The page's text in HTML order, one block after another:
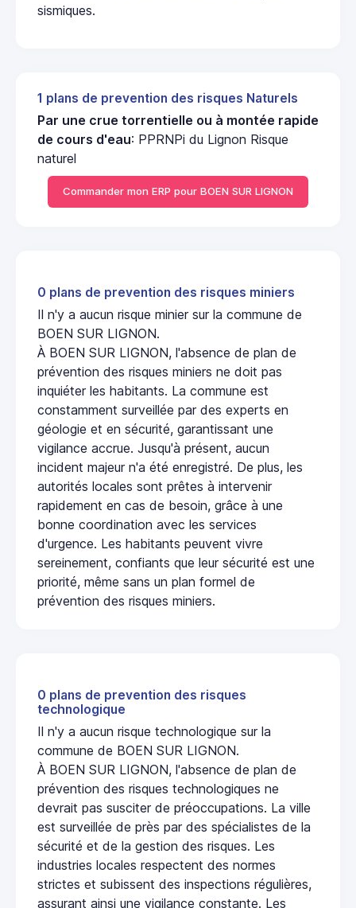
sismiques.
1 plans de prevention des risques Naturels
Par une crue torrentielle ou à montée rapide
de cours d'eau: PPRNPi du Lignon Risque
naturel
Commander mon ERP pour BOEN SUR LIGNON
0 plans de prevention des risques miniers
Il n'y a aucun risque minier sur la commune de
BOEN SUR LIGNON.
À BOEN SUR LIGNON, l'absence de plan de
prévention des risques miniers ne doit pas
inquiéter les habitants. La commune est
constamment surveillée par des experts en
géologie et en sécurité, garantissant une
vigilance accrue. Jusqu'à présent, aucun
incident majeur n'a été enregistré. De plus, les
autorités locales sont prêtes à intervenir
rapidement en cas de besoin, grâce à une
bonne coordination avec les services
d'urgence. Les habitants peuvent vivre
sereinement, confiants que leur sécurité est une
priorité, même sans un plan formel de
prévention des risques miniers.
0 plans de prevention des risques
technologique
Il n'y a aucun risque technologique sur la
commune de BOEN SUR LIGNON.
À BOEN SUR LIGNON, l'absence de plan de
prévention des risques technologiques ne
devrait pas susciter de préoccupations. La ville
est surveillée de près par des spécialistes de la
sécurité et de la gestion des risques. Les
industries locales respectent des normes
strictes et subissent des inspections régulières,
assurant ainsi une vigilance constante. Les